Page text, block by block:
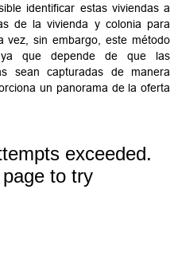
identificar estas viviendas a
de la vivienda y colonia para
vez, sin embargo, este método
que depende de que las
sean capturadas de manera
un panorama de la oferta